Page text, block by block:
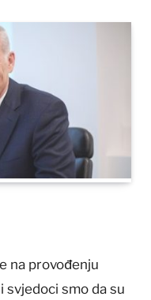
na provođenju
smo da su